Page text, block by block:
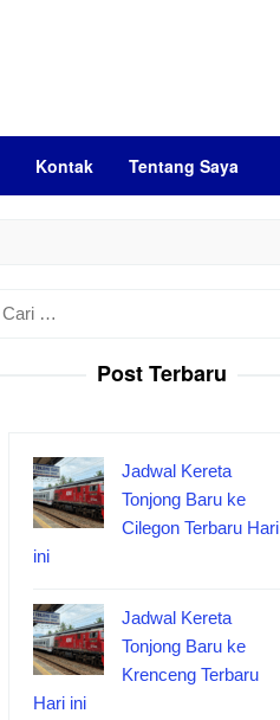
Kontak Tentang Saya
Post Terbaru
Jadwal Kereta
Tonjong Baru ke
Cilegon Terbaru Hari
ini
Jadwal Kereta
Tonjong Baru ke
Krenceng Terbaru
Hari ini